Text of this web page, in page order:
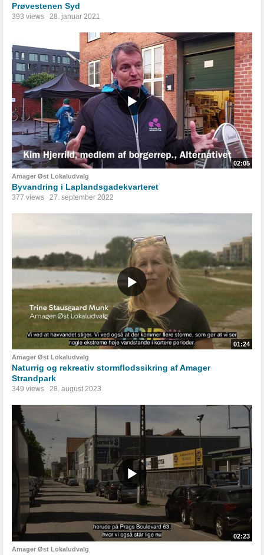
Prøvestenen Syd
393 views 28. januar 2021
02:05
Amager Øst Lokaludvalg
Byvandring i Laplandsgadekvarteret
377 views 27. september 2022
01:24
Amager Øst Lokaludvalg
Naturrig og rekreativ stormflodssikring af Amager
Strandpark
349 views 28. august 2023
02:23
Amager Øst Lokaludvalg